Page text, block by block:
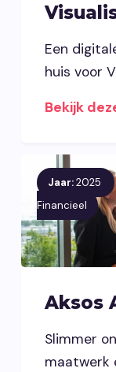
Een
huis voor
Bekijk
Jaar:2025
Financieel
Aksos
Slimmer
maatwerk